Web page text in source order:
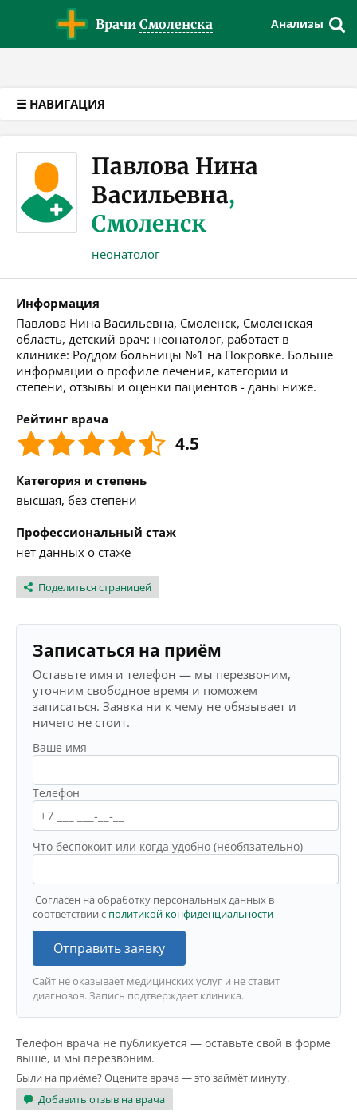
Врачи Смоленска Анализы
☰ НАВИГАЦИЯ
Павлова Нина
Васильевна,
Смоленск
неонатолог
Информация
Павлова Нина Васильевна, Смоленск, Смоленская
область, детский врач: неонатолог, работает в
клинике: Роддом больницы №1 на Покровке. Больше
информации о профиле лечения, категории и
степени, отзывы и оценки пациентов - даны ниже.
Рейтинг врача
4.5
Категория и степень
высшая, без степени
Профессиональный стаж
нет данных о стаже
Поделиться страницей
Записаться на приём
Оставьте имя и телефон — мы перезвоним,
уточним свободное время и поможем
записаться. Заявка ни к чему не обязывает и
ничего не стоит.
Ваше имя
Телефон
Что беспокоит или когда удобно (необязательно)
Согласен на обработку персональных данных в
соответствии с политикой конфиденциальности
Отправить заявку
Сайт не оказывает медицинских услуг и не ставит
диагнозов. Запись подтверждает клиника.
Телефон врача не публикуется — оставьте свой в форме
выше, и мы перезвоним.
Были на приёме? Оцените врача — это займёт минуту.
Добавить отзыв на врача